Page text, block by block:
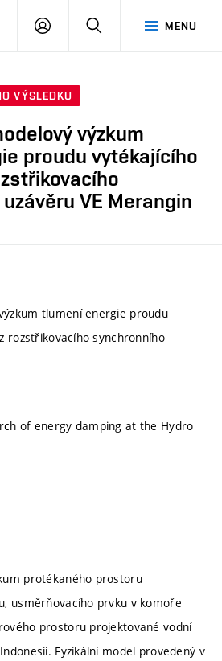
MENU
PŘIHLÁSIT
VÝSLEDKU
výzkum
proudu vytékajícího
VE Merangin
tlumení energie proudu
rozstřikovacího synchronního
of energy damping at the Hydro
protékaného prostoru
usměrňovacího prvku v komoře
prostoru projektované vodní
Fyzikální model provedený v